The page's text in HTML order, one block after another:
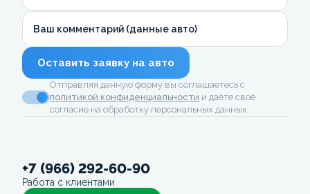
Ваш комментарий (данные авто)
Оставить заявку на авто
Отправляя данную форму вы соглашаетесь с
политикой конфиденциальности и даёте своё
согласие на обработку персональных данных.
+7 (966) 292-60-90
Работа с клиентами